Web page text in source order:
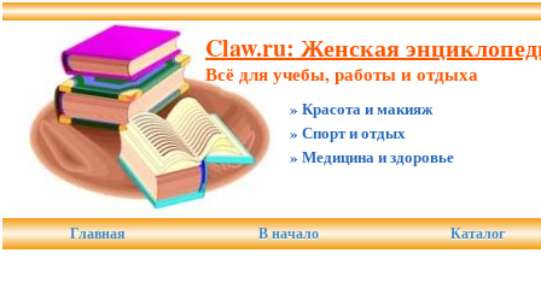
Claw.ru: Женская
Всё для учебы, работы и отдыха
» Красота и макияж
» Спорт и отдых
» Медицина и здоровье
Главная В начало Каталог